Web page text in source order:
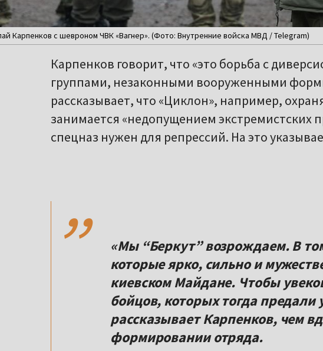
Карпенков с шевроном ЧВК «Вагнер». (Фото: Внутренние войска МВД / Telegram)
Карпенков говорит, что «это борьба с
группами, незаконными вооруженными
рассказывает, что «Циклон», например,
занимается «недопущением
спецназ нужен для репрессий. На это
,,
«Мы “Беркут” возрождаем. В
которые ярко, сильно и
киевском Майдане. Чтобы
бойцов, которых тогда предали
рассказывает Карпенков, чем
формировании отряда.